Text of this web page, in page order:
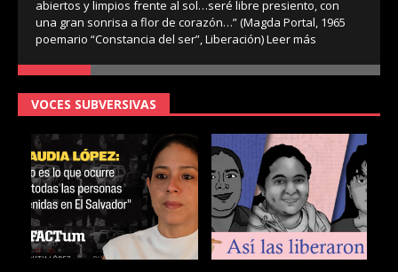
abiertos y limpios frente al sol…seré libre presiento, con
una gran sonrisa a flor de corazón…” (Magda Portal, 1965
poemario “Constancia del ser”, Liberación)Leer más
VOCES SUBVERSIVAS